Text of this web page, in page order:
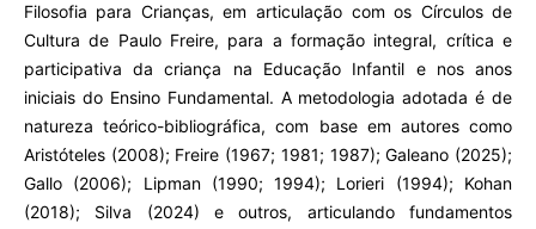
Filosofia para Crianças, em articulação com os Círculos de
Cultura de Paulo Freire, para a formação integral, crítica e
participativa da criança na Educação Infantil e nos anos
iniciais do Ensino Fundamental. A metodologia adotada é de
natureza teórico-bibliográfica, com base em autores como
Aristóteles (2008); Freire (1967; 1981; 1987); Galeano (2025);
Gallo (2006); Lipman (1990; 1994); Lorieri (1994); Kohan
(2018); Silva (2024) e outros, articulando fundamentos